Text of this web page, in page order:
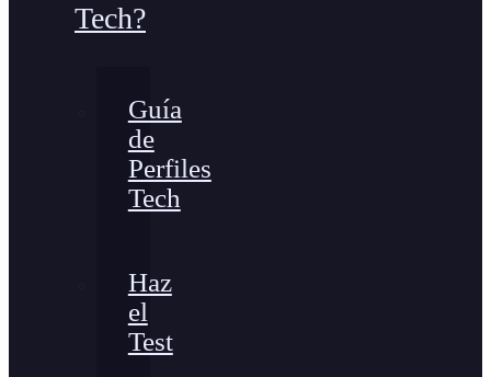
Tech?
Guía
de
Perfiles
Tech
Haz
el
Test